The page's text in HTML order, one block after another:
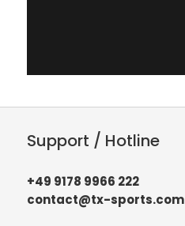
Support / Hotline
+49 9178 9966 222
contact@tx-sports.com